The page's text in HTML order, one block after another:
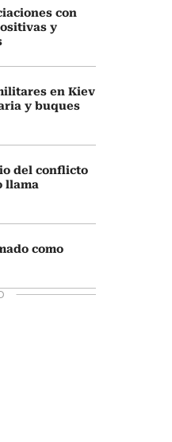
con
y
en Kiev
y buques
del conflicto
llama
como